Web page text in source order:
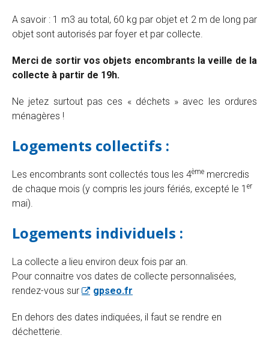
A savoir : 1 m3 au total, 60 kg par objet et 2 m de long par
objet sont autorisés par foyer et par collecte.
Merci de sortir vos objets encombrants la veille de la
collecte à partir de 19h.
Ne jetez surtout pas ces « déchets » avec les ordures
ménagères !
Logements collectifs :
Les encombrants sont collectés tous les 4ème mercredis
de chaque mois (y compris les jours fériés, excepté le 1 er
mai).
Logements individuels :
La collecte a lieu environ deux fois par an.
Pour connaitre vos dates de collecte personnalisées,
rendez-vous sur
gpseo.fr
En dehors des dates indiquées, il faut se rendre en
déchetterie.